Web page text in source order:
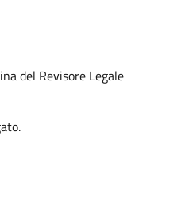
del Revisore Legale